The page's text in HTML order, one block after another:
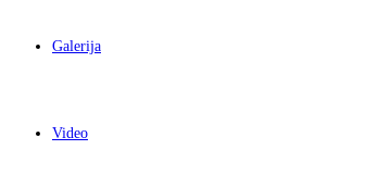
Galerija
Video